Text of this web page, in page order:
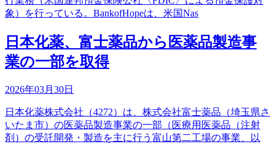
象）を行っている。BankofHopeは、米国Nas
日本化薬、富士薬品から医薬品製造事
業の一部を取得
2026年03月30日
日本化薬株式会社（4272）は、株式会社富士薬品（埼玉県さ
いたま市）の医薬品製造事業の一部（医療用医薬品（注射
剤）の受託開発・製造を主に行う富山第二工場の事業、以